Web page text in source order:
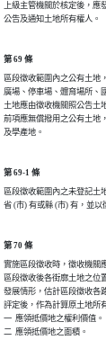
上級主管機關於核定後，應
第 69 條
區段徵收範圍內之公有土地
廣場、停車場、體育場所、
土地應由徵收機關照公告土
前項應無償撥用之公有土地
及學產地。
第 69-1 條
區段徵收範圍內之未登記土
省 (市) 有或縣 (市) 有，並以
第 70 條
實施區段徵收時，徵收機關
區段徵收後各街廓土地之位
發展情形，估計區段徵收各
評定後，作為計算原土地所
一  應領抵價地之權利價值。
二  應領抵價地之面積。